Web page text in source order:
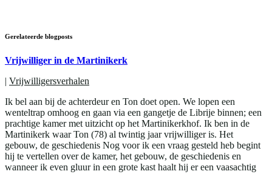
Gerelateerde blogposts
Vrijwilliger in de Martinikerk
| Vrijwilligersverhalen
Ik bel aan bij de achterdeur en Ton doet open. We lopen een
wenteltrap omhoog en gaan via een gangetje de Librije binnen; een
prachtige kamer met uitzicht op het Martinikerkhof. Ik ben in de
Martinikerk waar Ton (78) al twintig jaar vrijwilliger is. Het
gebouw, de geschiedenis Nog voor ik een vraag gesteld heb begint
hij te vertellen over de kamer, het gebouw, de geschiedenis en
wanneer ik even gluur in een grote kast haalt hij er een vaasachtig